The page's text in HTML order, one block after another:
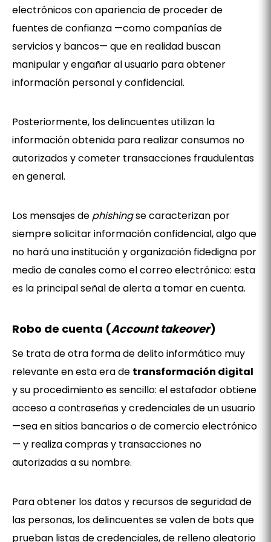
electrónicos con apariencia de proceder de
fuentes de confianza —como compañías de
servicios y bancos— que en realidad buscan
manipular y engañar al usuario para obtener
información personal y confidencial.
Posteriormente, los delincuentes utilizan la
información obtenida para realizar consumos no
autorizados y cometer transacciones fraudulentas
en general.
Los mensajes de phishingse caracterizan por
siempre solicitar información confidencial, algo que
no hará una institución y organización fidedigna por
medio de canales como el correo electrónico: esta
es la principal señal de alerta a tomar en cuenta.
Robo de cuenta (Account takeover)
Se trata de otra forma de delito informático muy
relevante en esta era de transformación digital
y su procedimiento es sencillo: el estafador obtiene
acceso a contraseñas y credenciales de un usuario
—sea en sitios bancarios o de comercio electrónico
— y realiza compras y transacciones no
autorizadas a su nombre.
Para obtener los datos y recursos de seguridad de
las personas, los delincuentes se valen de bots que
prueban listas de credenciales, de relleno aleatorio